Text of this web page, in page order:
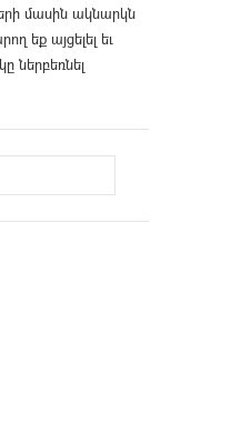
մասին ակնարկն
եք այցելել եւ
ներբեռնել